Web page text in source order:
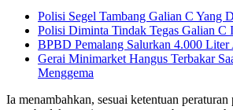
Polisi Segel Tambang Galian C Yang
Polisi Diminta Tindak Tegas Galian
BPBD Pemalang Salurkan 4.000
Gerai Minimarket Hangus Terbakar
Menggema
Ia menambahkan, sesuai ketentuan